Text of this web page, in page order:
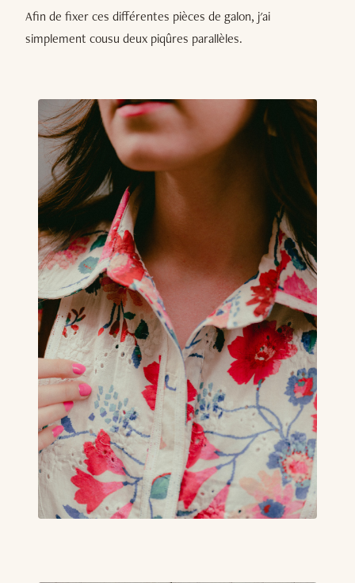
Afin de fixer ces différentes pièces de galon, j'ai
simplement cousu deux piqûres parallèles.